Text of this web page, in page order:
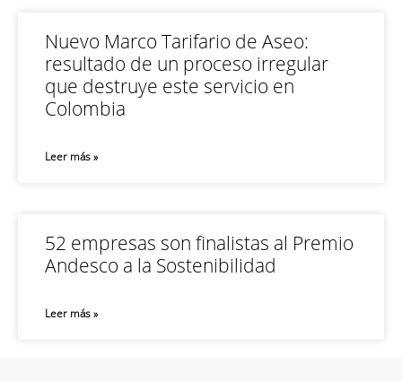
Nuevo Marco Tarifario de Aseo:
resultado de un proceso irregular
que destruye este servicio en
Colombia
Leer más »
52 empresas son finalistas al Premio
Andesco a la Sostenibilidad
Leer más »